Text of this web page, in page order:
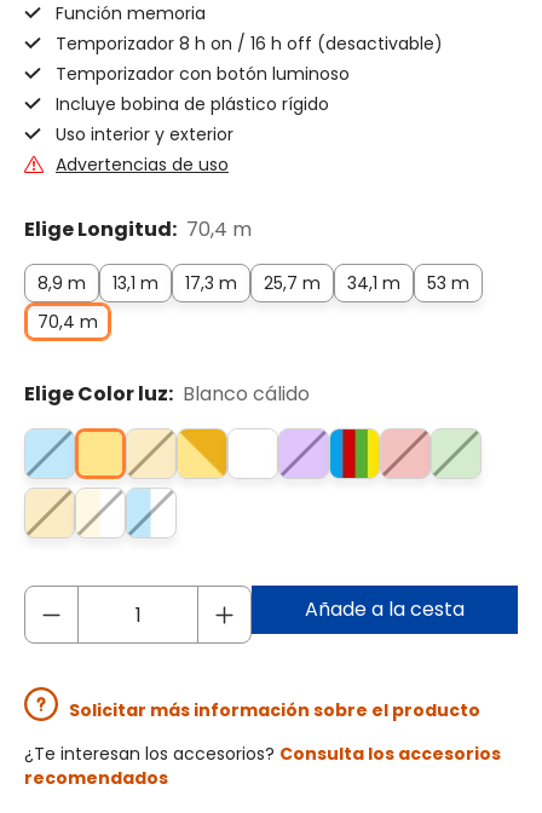
Función memoria
Temporizador 8 h on / 16 h off (desactivable)
Temporizador con botón luminoso
Incluye bobina de plástico rígido
Uso interior y exterior
Advertencias de uso
Elige Longitud: 70,4 m
8,9 m 13,1 m 17,3 m 25,7 m 34,1 m
53 m
70,4 m
Elige Color luz: Blanco cálido
Añade a la cesta
Solicitar más información sobre el producto
¿Te interesan los accesorios? Consulta los accesorios
recomendados